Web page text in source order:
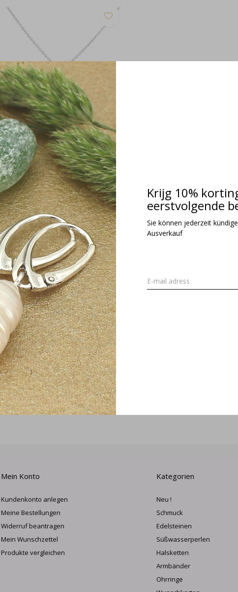
Krijg 10%
eerstvolgende
Sie können jederzeit
Ausverkauf
Rosenquarz Cabochon
- 2137
MwSt.
Gesehen 1 der 1
Melden Sie sich für unseren Newsletter an
Erhalten Sie die neuesten Angebote und Aktionen
Mein Konto
Kundenkonto anlegen
Meine Bestellungen
Widerruf beantragen
Mein Wunschzettel
Produkte vergleichen
Kategorien
Neu !
Schmuck
Edelsteinen
Süßwasserperlen
Halsketten
Armbänder
Ohrringe